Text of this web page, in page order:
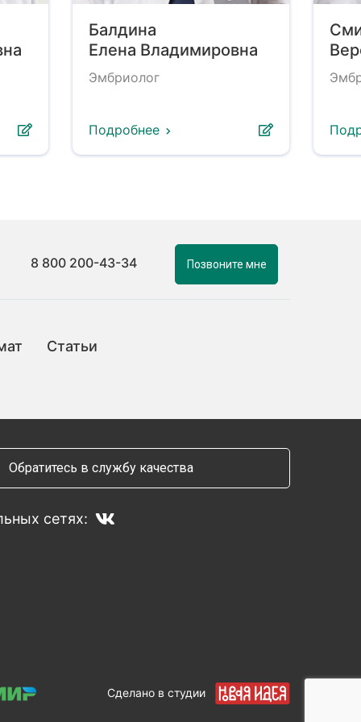
Балдина
Елена Владимировна
Эмбриолог
Подробнее
8 800 200-43-34 Позвоните мне
Статьи
Обратитесь в службу качества
сетях:
Сделано в студии